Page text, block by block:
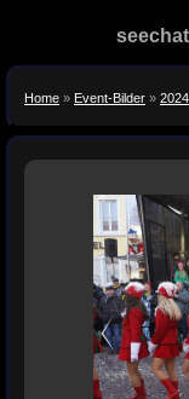
Home » Event-Bilder » 2024